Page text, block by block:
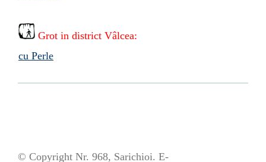
Grot in district Vâlcea:
cu Perle
© Copyright Nr. 968, Sarichioi. E-